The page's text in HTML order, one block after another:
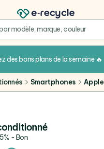
des bons plans de la semaine 🔥
Smartphones Apple
- Bon